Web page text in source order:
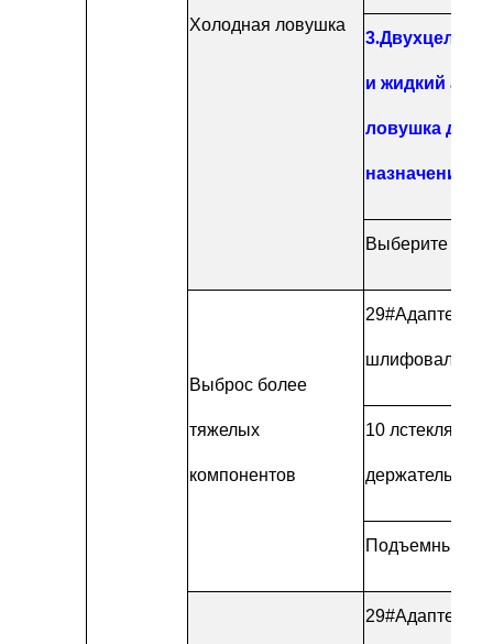
Холодная ловушка
3.
и жидкий
ловушка
назначения
Выберите один
Выброс более
тяжелых
компонентов
29#Адаптер
10 л
держатель
Подъемный
29#Адаптер